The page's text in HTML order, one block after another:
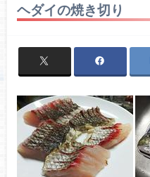
ヘダイの焼き切り